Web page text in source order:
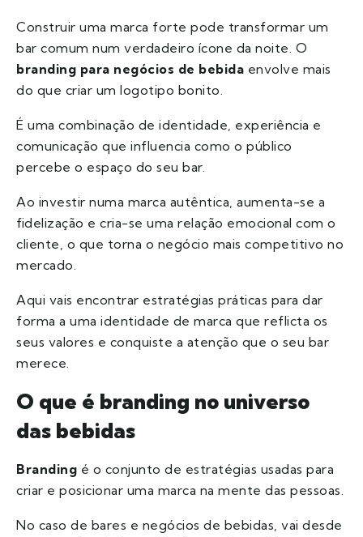
Construir uma marca forte pode transformar um
bar comum num verdadeiro ícone da noite. O
branding para negócios de bebida envolve mais
do que criar um logotipo bonito.
É uma combinação de identidade, experiência e
comunicação que influencia como o público
percebe o espaço do seu bar.
Ao investir numa marca autêntica, aumenta-se a
fidelização e cria-se uma relação emocional com o
cliente, o que torna o negócio mais competitivo no
mercado.
Aqui vais encontrar estratégias práticas para dar
forma a uma identidade de marca que reflicta os
seus valores e conquiste a atenção que o seu bar
merece.
O que é branding no universo
das bebidas
Branding é o conjunto de estratégias usadas para
criar e posicionar uma marca na mente das pessoas.
No caso de bares e negócios de bebidas, vai desde